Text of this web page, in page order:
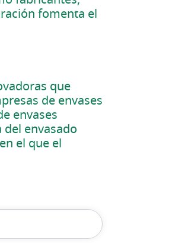
fomenta el
que
de envases
envases
envasado
el que el